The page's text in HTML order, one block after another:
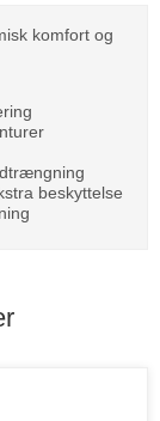
komfort og
beskyttelse